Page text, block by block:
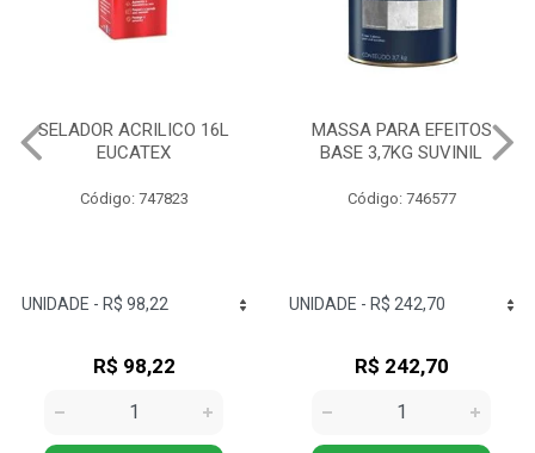
MASSA PARA EFEITOS
BASE 3,7KG SUVINIL
Código: 746577
R$ 242,70
IQUINE DIATEX ACRILICA
15LT BALDE BRANCO NEVE
Código: 734826
R$ 141,12